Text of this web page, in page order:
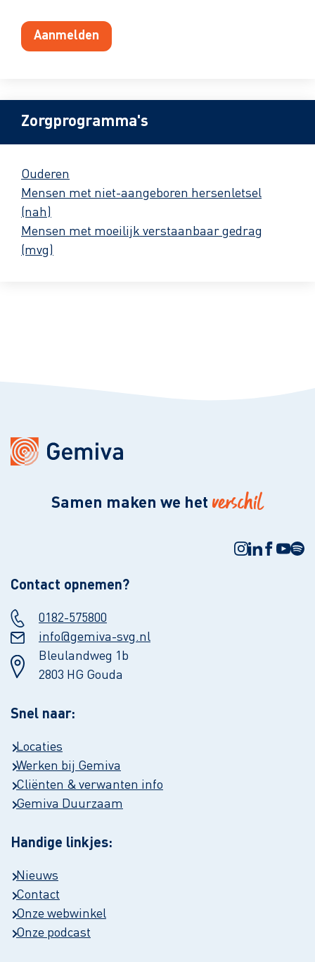
Aanmelden
Zorgprogramma's
Ouderen
Mensen met niet-aangeboren hersenletsel
(nah)
Mensen met moeilijk verstaanbaar gedrag
(mvg)
Samen maken we het verschil
Contact opnemen?
0182-575800
info@gemiva-svg.nl
Bleulandweg 1b
2803 HG Gouda
Snel naar:
Locaties
Werken bij Gemiva
Cliënten & verwanten info
Gemiva Duurzaam
Handige linkjes:
Nieuws
Contact
Onze webwinkel
Onze podcast